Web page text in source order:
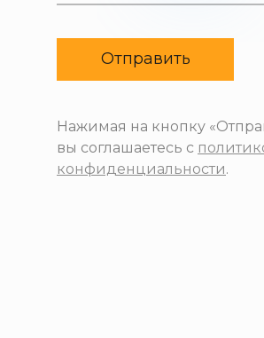
Отправить
Нажимая на кнопку
вы соглашаетесь с
конфиденциальности.